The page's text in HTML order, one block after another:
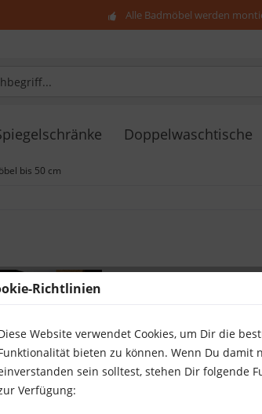
Alle Badmöbel werden
Doppelwaschtische
bis 50 cm
inkl. MwSt.
Richtlinien
Website verwendet Cookies, um Dir die
bieten zu können. Wenn Du damit
sein solltest, stehen Dir folgende
Verfügung: